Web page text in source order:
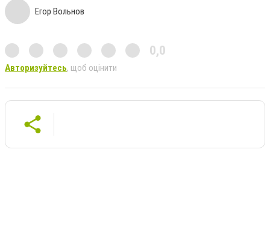
Егор Вольнов
0,0
Авторизуйтесь, щоб оцінити